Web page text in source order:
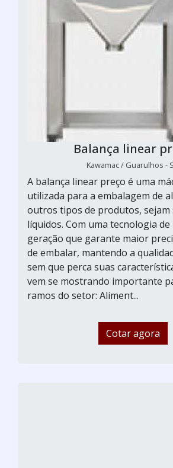
Balança linear
Kawamac / Guarulhos -
A balança linear preço é uma
utilizada para a embalagem de
outros tipos de produtos, sejam
líquidos. Com uma tecnologia
geração que garante maior
de embalar, mantendo a
sem que perca suas
vem se mostrando importante
ramos do setor: Aliment...
Cotar agora